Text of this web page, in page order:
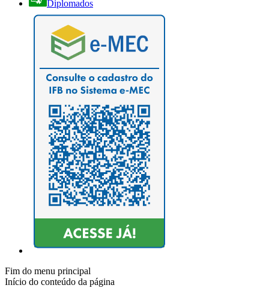
Diplomados
Fim do menu principal
Início do conteúdo da página